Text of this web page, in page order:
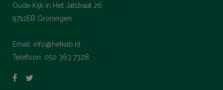
Oude Kijk in Het Jatstraat 26
9712EB Groningen
Email: info@hetkab.nl
Telefoon: 050 363 7328